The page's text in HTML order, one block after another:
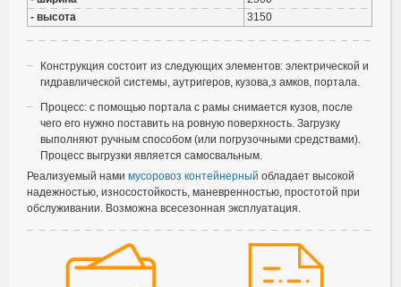
- высота
3150
Конструкция состоит из следующих элементов: электрической и
гидравлической системы, аутригеров, кузова,з амков, портала.
Процесс: с помощью портала с рамы снимается кузов, после
чего его нужно поставить на ровную поверхность. Загрузку
выполняют ручным способом (или погрузочными средствами).
Процесс выгрузки является самосвальным.
Реализуемый нами мусоровоз контейнерный обладает высокой
надежностью, износостойкость, маневренностью, простотой при
обслуживании. Возможна всесезонная эксплуатация.